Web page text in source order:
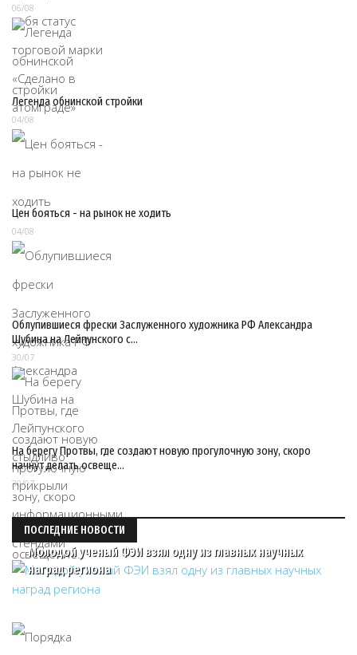
06/08
Легенда обнинской стройки
04/08
Цен бояться - на рынок не ходить
04/08
Облупившиеся фрески Заслуженного художника РФ Александра
Шубина на Лейпунского с…
30/07
На берегу Протвы, где создают новую прогулочную зону, скоро
начнут делать освеще…
30/07
ПОСЛЕДНИЕ НОВОСТИ
Молодой ученый ФЭИ взял одну из главных научных
наград региона